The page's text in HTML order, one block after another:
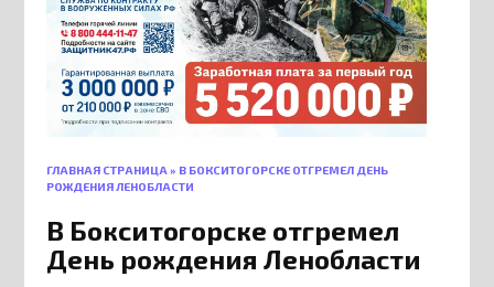
ГЛАВНАЯ СТРАНИЦА » В БОКСИТОГОРСКЕ ОТГРЕМЕЛ ДЕНЬ
РОЖДЕНИЯ ЛЕНОБЛАСТИ
В Бокситогорске отгремел
День рождения Ленобласти